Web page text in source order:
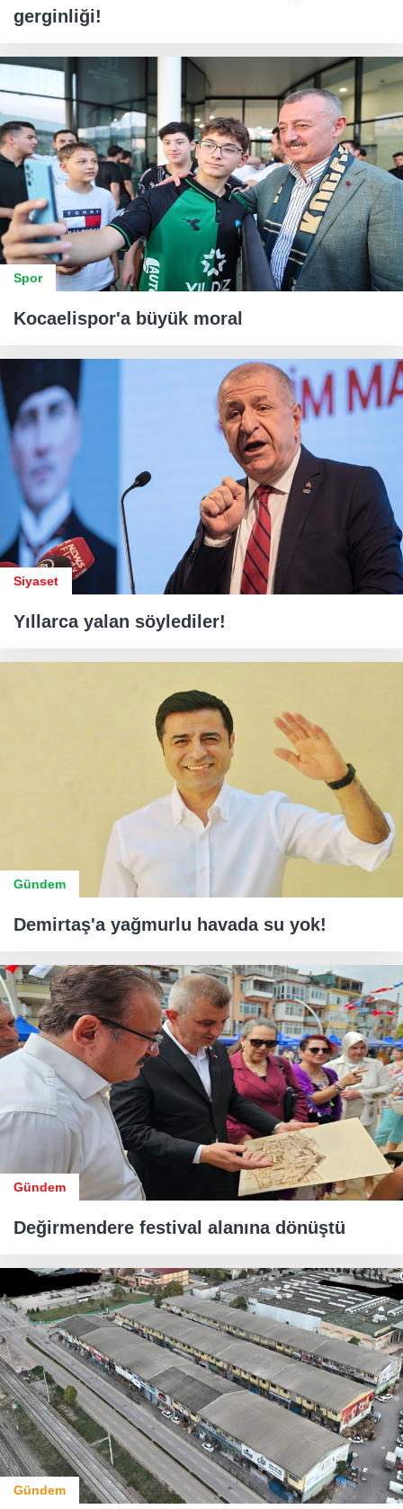
gerginliği!
Spor
Kocaelispor'a büyük moral
Siyaset
Yıllarca yalan söylediler!
Gündem
Demirtaş'a yağmurlu havada su yok!
Gündem
Değirmendere festival alanına dönüştü
Gündem